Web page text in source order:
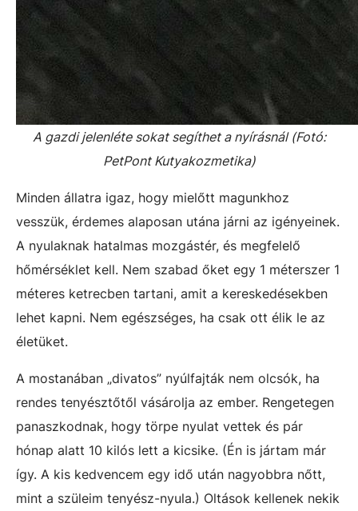
A gazdi jelenléte sokat segíthet a nyírásnál (Fotó:
PetPont Kutyakozmetika)
Minden állatra igaz, hogy mielőtt magunkhoz
vesszük, érdemes alaposan utána járni az igényeinek.
A nyulaknak hatalmas mozgástér, és megfelelő
hőmérséklet kell. Nem szabad őket egy 1 méterszer 1
méteres ketrecben tartani, amit a kereskedésekben
lehet kapni. Nem egészséges, ha csak ott élik le az
életüket.
A mostanában „divatos” nyúlfajták nem olcsók, ha
rendes tenyésztőtől vásárolja az ember. Rengetegen
panaszkodnak, hogy törpe nyulat vettek és pár
hónap alatt 10 kilós lett a kicsike. (Én is jártam már
így. A kis kedvencem egy idő után nagyobbra nőtt,
mint a szüleim tenyész-nyula.) Oltások kellenek nekik